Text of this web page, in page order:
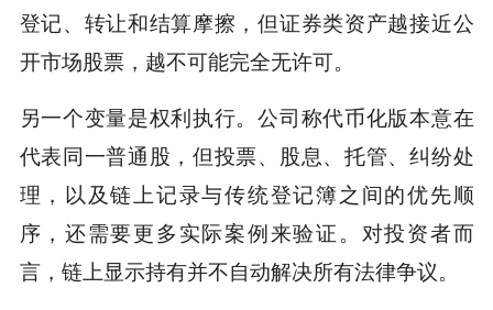
登记、转让和结算摩擦，但证券类资产越接近公
开市场股票，越不可能完全无许可。
另一个变量是权利执行。公司称代币化版本意在
代表同一普通股，但投票、股息、托管、纠纷处
理，以及链上记录与传统登记簿之间的优先顺
序，还需要更多实际案例来验证。对投资者而
言，链上显示持有并不自动解决所有法律争议。